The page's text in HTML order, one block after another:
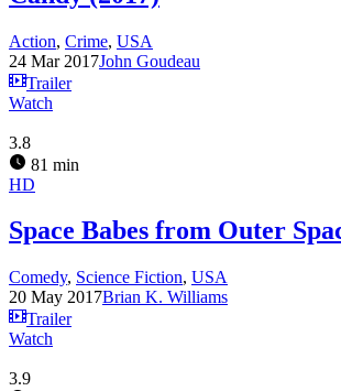
Action, Crime, USA
24 Mar 2017John Goudeau
Trailer
Watch
3.8
81 min
HD
Space Babes from Outer
Comedy, Science Fiction, USA
20 May 2017Brian K. Williams
Trailer
Watch
3.9